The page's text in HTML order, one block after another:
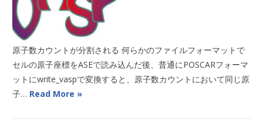
原子数カウントが分割される 何らかのファイルフォーマットで
セルの原子座標をASEで読み込んだ後、普通にPOSCARフォーマ
ットにwrite_vaspで変換すると、原子数カウントにおいて同じ原
子… Read More »